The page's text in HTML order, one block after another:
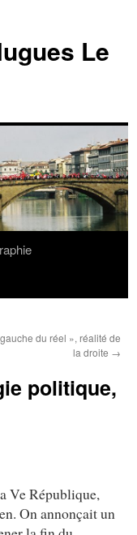
Le
du réel », réalité de
la droite →
politique,
Ve République,
On annonçait un